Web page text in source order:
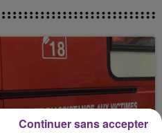
Continuer sans accepter